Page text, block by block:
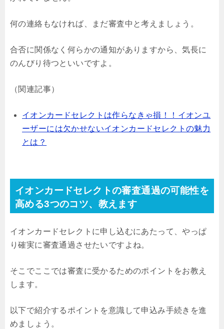
何の連絡もなければ、まだ審査中と考えましょう。
合否に関係なく何らかの通知がありますから、気長に
のんびり待つといいですよ。
（関連記事）
イオンカードセレクトは作らなきゃ損！！イオンユ
ーザーには欠かせないイオンカードセレクトの魅力
とは？
イオンカードセレクトの審査通過の可能性を
高める3つのコツ、教えます
イオンカードセレクトに申し込むにあたって、やっぱ
り確実に審査通過させたいですよね。
そこでここでは審査に受かるためのポイントをお教え
します。
以下で紹介するポイントを意識して申込み手続きを進
めましょう。